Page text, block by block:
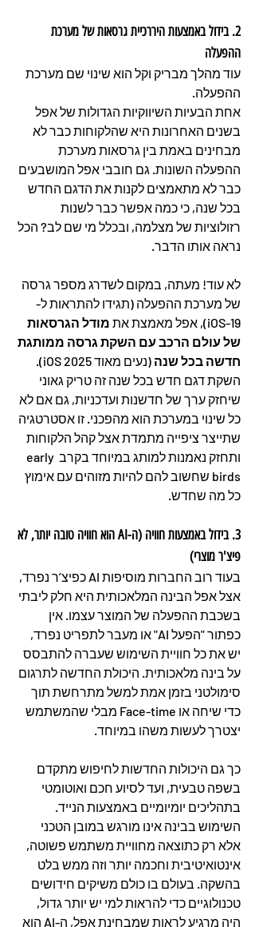
2. בידול באמצעות היררכיית גרסאות של מערכת
ההפעלה
עוד מהלך מבריק וקל הוא שינוי שם מערכת
ההפעלה.
אחת הבעיות השיווקיות הגדולות של אפל
בשנים האחרונות היא שהלקוחות כבר לא
מבחינים באמת בין גרסאות מערכת
ההפעלה השונות. גם חובבי אפל המושבעים
כבר לא מתאמצים לקנות את הדגם החדש
בכל שנה, כי כמה אפשר כבר לשנות
רזולוציות של מצלמה, ובכלל מי שם לב? הכל
נראה אותו הדבר.
לא עוד! מעתה, במקום לשדרג מספר גרסה
של מערכת ההפעלה (תגידו להתראות ל-
iOS-19), אפל מאמצת את
מודל הגרסאות
של עולם הרכב עם השקת גרסה ממותגת
חדשה בכל שנה
(נעים מאוד iOS 2025).
השקת דגם חדש בכל שנה זה טריק גאוני
שיחזק ערך של חדשנות ועדכניות, גם אם לא
כל שינוי במערכת הוא מהפכני. זו אסטרטגיה
שתייצר ציפייה מתמדת אצל קהל הלקוחות
ותחזק נאמנות למותג במיוחד בקרב early
birds שחשוב להם להיות מזוהים עם אימוץ
כל מה שחדש.
3. בידול באמצעות חוויה (ה-AI הוא חוויה טובה יותר, לא
פיצ'ר מוצרי)
בעוד רוב החברות מוסיפות AI כפיצ’ר נפרד,
אצל אפל הבינה המלאכותית היא חלק ליבתי
בשכבת ההפעלה של המוצר עצמו. אין
כפתור "הפעל AI" או מעבר לתפריט נפרד,
יש את כל חוויית השימוש שעברה להתבסס
על בינה מלאכותית. היכולת החדשה לתרגום
סימולטני בזמן אמת למשל מתרחשת תוך
כדי שיחה או Face-time מבלי שהמשתמש
יצטרך לעשות משהו במיוחד.
כך גם היכולות החדשות לחיפוש מתקדם
בשפה טבעית, ועד לסיוע חכם ואוטומטי
בתהליכים יומיומיים באמצעות הנייד.
השימוש בבינה אינו מורגש במובן הטכני
אלא רק כתוצאה מחוויית משתמש פשוטה,
אינטואיטיבית וחכמה יותר וזה ממש בלט
בהשקה. בעולם בו כולם משיקים חידושים
טכנולוגיים כדי להראות למי יש יותר גדול,
היה מרגיע לראות שמבחינת אפל, ה-AI הוא